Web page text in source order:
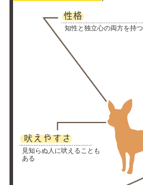
知性と独立心の両方を持つ
見知らぬ人に吠えることも
ある